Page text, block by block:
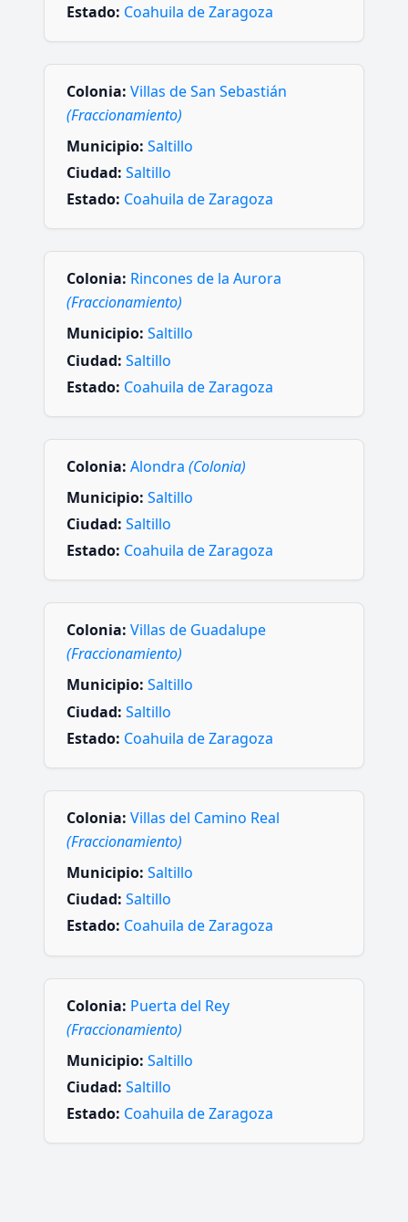
Estado: Coahuila de Zaragoza
Colonia: Villas de San Sebastián
(Fraccionamiento)
Municipio: Saltillo
Ciudad: Saltillo
Estado: Coahuila de Zaragoza
Colonia: Rincones de la Aurora
(Fraccionamiento)
Municipio: Saltillo
Ciudad: Saltillo
Estado: Coahuila de Zaragoza
Colonia: Alondra (Colonia)
Municipio: Saltillo
Ciudad: Saltillo
Estado: Coahuila de Zaragoza
Colonia: Villas de Guadalupe
(Fraccionamiento)
Municipio: Saltillo
Ciudad: Saltillo
Estado: Coahuila de Zaragoza
Colonia: Villas del Camino Real
(Fraccionamiento)
Municipio: Saltillo
Ciudad: Saltillo
Estado: Coahuila de Zaragoza
Colonia: Puerta del Rey
(Fraccionamiento)
Municipio: Saltillo
Ciudad: Saltillo
Estado: Coahuila de Zaragoza